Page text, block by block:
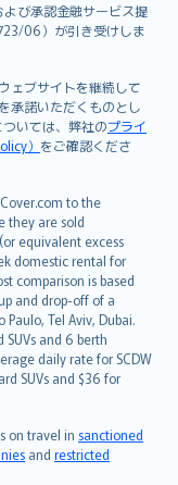
び承認金融サービス提
06）が引き受けしま
ェブサイトを継続して
承諾いただくものとし
いては、弊社のプライ
） をご確認くださ
to the
they are sold
equivalent excess
domestic rental for
comparison is based
and drop-off of a
Paulo, Tel Aviv, Dubai.
and 6 berth
daily rate for SCDW
SUVs and $36 for
on travel in sanctioned
and restricted